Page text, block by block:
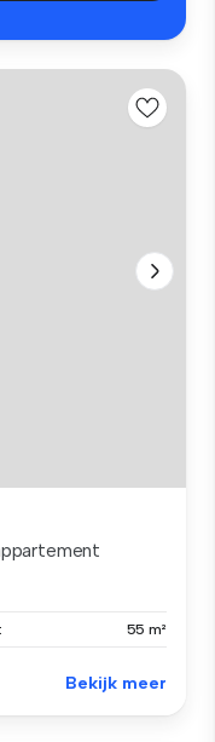
55 m²
Bekijk meer